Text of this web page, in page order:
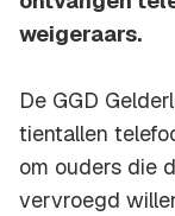
weigeraars.
De GGD
tientallen
om ouders die
vervroegd